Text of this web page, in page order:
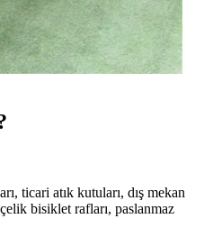
ticari atık kutuları, dış mekan
bisiklet rafları, paslanmaz